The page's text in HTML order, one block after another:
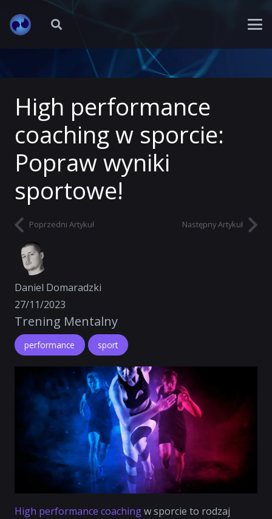
High performance
coaching w sporcie:
Popraw wyniki
sportowe!
Poprzedni Artykuł Następny Artykuł
Daniel Domaradzki
27/11/2023
Trening Mentalny
performance sport
High performance coachingw sporcie to rodzaj